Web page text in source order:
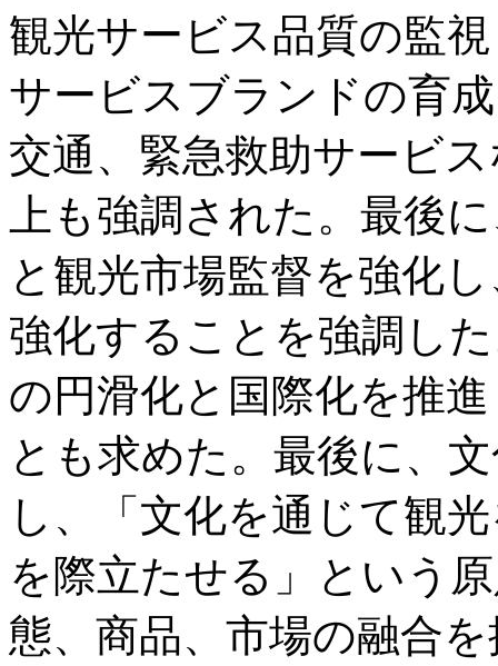
観光サービス品質の監
サービスブランドの育
交通、緊急救助サービ
上も強調された。最後
と観光市場監督を強化
強化することを強調し
の円滑化と国際化を推
とも求めた。最後に、
し、「文化を通じて観
を際立たせる」という
態、商品、市場の融合